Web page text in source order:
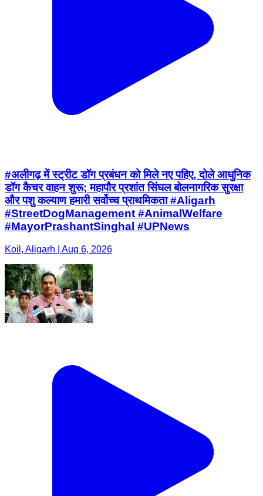
#अलीगढ़ में स्ट्रीट डॉग प्रबंधन को मिले नए पहिए, दोले आधुनिक
डॉग कैचर वाहन शुरू; महापौर प्रशांत सिंघल बोलनागरिक सुरक्षा
और पशु कल्याण हमारी सर्वोच्च प्राथमिकता #Aligarh
#StreetDogManagement #AnimalWelfare
#MayorPrashantSinghal #UPNews
Koil, Aligarh | Aug 6, 2026